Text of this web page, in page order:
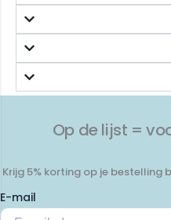
Op de lijst =
Krijg 5% korting op je bestelling
E-mail